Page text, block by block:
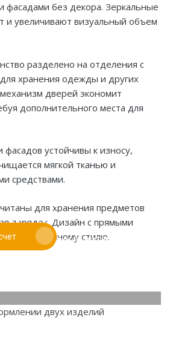
без декора. Зеркальные
и увеличивают визуальный объем
разделено на отделения с
хранения одежды и других
дверей экономит
дополнительного места для
фасадов устойчивы к износу,
мягкой тканью и
средствами.
для хранения предметов
порядок. Дизайн с прямыми
современному стилю.
то вы можете отправить его
до 10%
проектам.
дизайнеров под Ваши